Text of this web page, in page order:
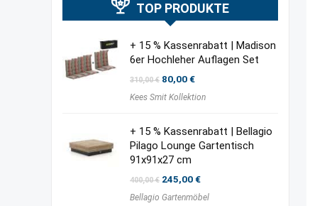
TOP PRODUKTE
+ 15 % Kassenrabatt | Madison
6er Hochleher Auflagen Set
310,00€ Ursprünglicher
war:
80,00€Aktueller
ist:
Kees Smit Kollektion
+ 15 % Kassenrabatt | Bellagio
Pilago Lounge Gartentisch
91x91x27 cm
400,00€ Ursprünglicher
war:
245,00€Aktueller
ist:
Bellagio Gartenmöbel